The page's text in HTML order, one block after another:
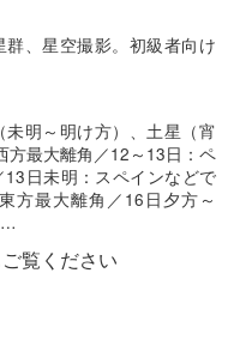
、星空撮影。初級者向け
明～明け方）、土星（宵
方最大離角／12～13日：ペ
日未明：スペインなどで
方最大離角／16日夕方～
…
ご覧ください